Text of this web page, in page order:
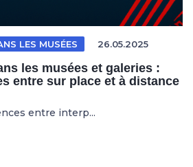
LES MUSÉES 26.05.2025
les musées et galeries :
entre sur place et à distance
entre interp...